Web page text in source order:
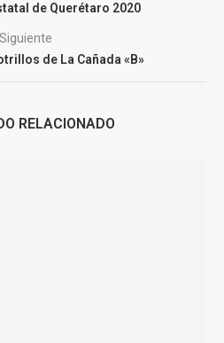
de Querétaro 2020
Siguiente
de La Cañada «B»
RELACIONADO